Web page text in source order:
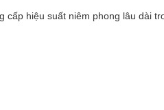
cấp hiệu suất niêm phong lâu dài